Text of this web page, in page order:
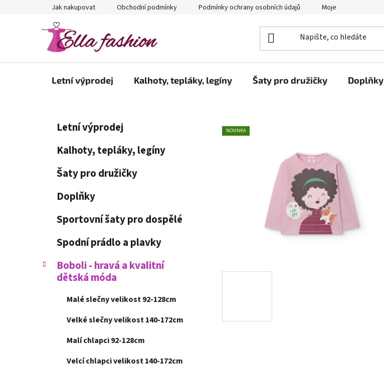
Jak nakupovat Obchodní podmínky Podmínky ochrany osobních údajů Moje objednávka
Letní výprodej Kalhoty, tepláky, legíny Šaty pro družičky Doplňky
n
Přeskočit
kategorie
Letní výprodej
Kalhoty, tepláky, legíny
Šaty pro družičky
Doplňky
Sportovní šaty pro dospělé
Spodní prádlo a plavky
Boboli - hravá a kvalitní
dětská móda
Malé slečny velikost 92-128cm
Velké slečny velikost 140-172cm
Malí chlapci 92-128cm
Velcí chlapci velikost 140-172cm
NOVINKA